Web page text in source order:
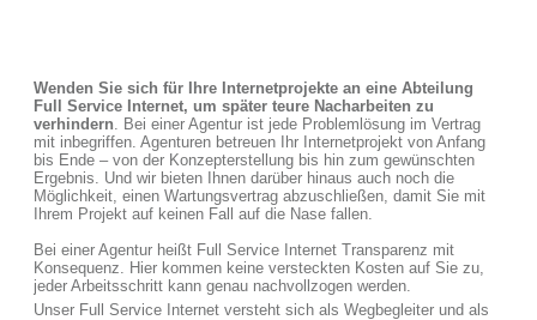
Wenden Sie sich für Ihre Internetprojekte an eine Abteilung
Full Service Internet, um später teure Nacharbeiten zu
verhindern. Bei einer Agentur ist jede Problemlösung im Vertrag
mit inbegriffen. Agenturen betreuen Ihr Internetprojekt von Anfang
bis Ende – von der Konzepterstellung bis hin zum gewünschten
Ergebnis. Und wir bieten Ihnen darüber hinaus auch noch die
Möglichkeit, einen Wartungsvertrag abzuschließen, damit Sie mit
Ihrem Projekt auf keinen Fall auf die Nase fallen.
Bei einer Agentur heißt Full Service Internet Transparenz mit
Konsequenz. Hier kommen keine versteckten Kosten auf Sie zu,
jeder Arbeitsschritt kann genau nachvollzogen werden.
Unser Full Service Internet versteht sich als Wegbegleiter und als